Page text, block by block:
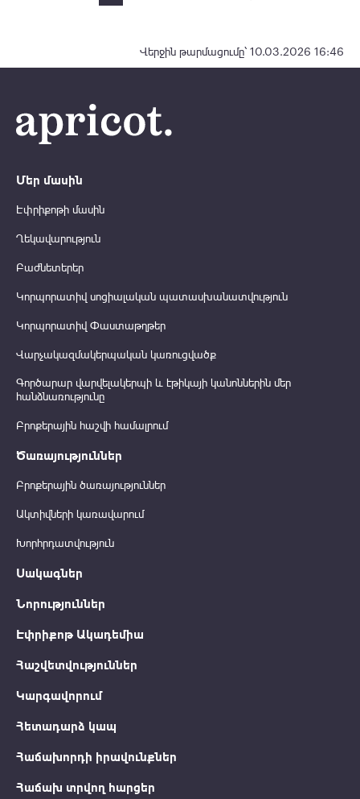
Վերջին թարմացումը՝ 10.03.2026 16:46
Մեր մասին
Էփրիքոթի մասին
Ղեկավարություն
Բաժնետերեր
Կորպորատիվ սոցիալական պատասխանատվություն
Կորպորատիվ Փաստաթղթեր
Վարչակազմակերպական կառուցվածք
Գործարար վարվելակերպի և էթիկայի կանոններին մեր
հանձնառությունը
Բրոքերային հաշվի համալրում
Ծառայություններ
Բրոքերային ծառայություններ
Ակտիվների կառավարում
Խորհրդատվություն
Սակագներ
Նորություններ
Էփրիքոթ Ակադեմիա
Հաշվետվություններ
Կարգավորում
Հետադարձ կապ
Հաճախորդի իրավունքներ
Հաճախ տրվող հարցեր